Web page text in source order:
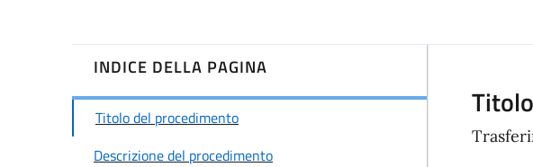
INDICE DELLA PAGINA
Titolo del procedimento
Descrizione del procedimento